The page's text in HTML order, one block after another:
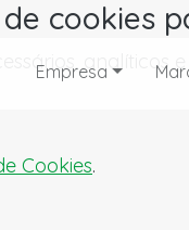
cookies
Cookies.
Empresa